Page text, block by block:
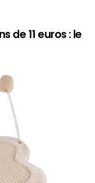
de 11 euros : le